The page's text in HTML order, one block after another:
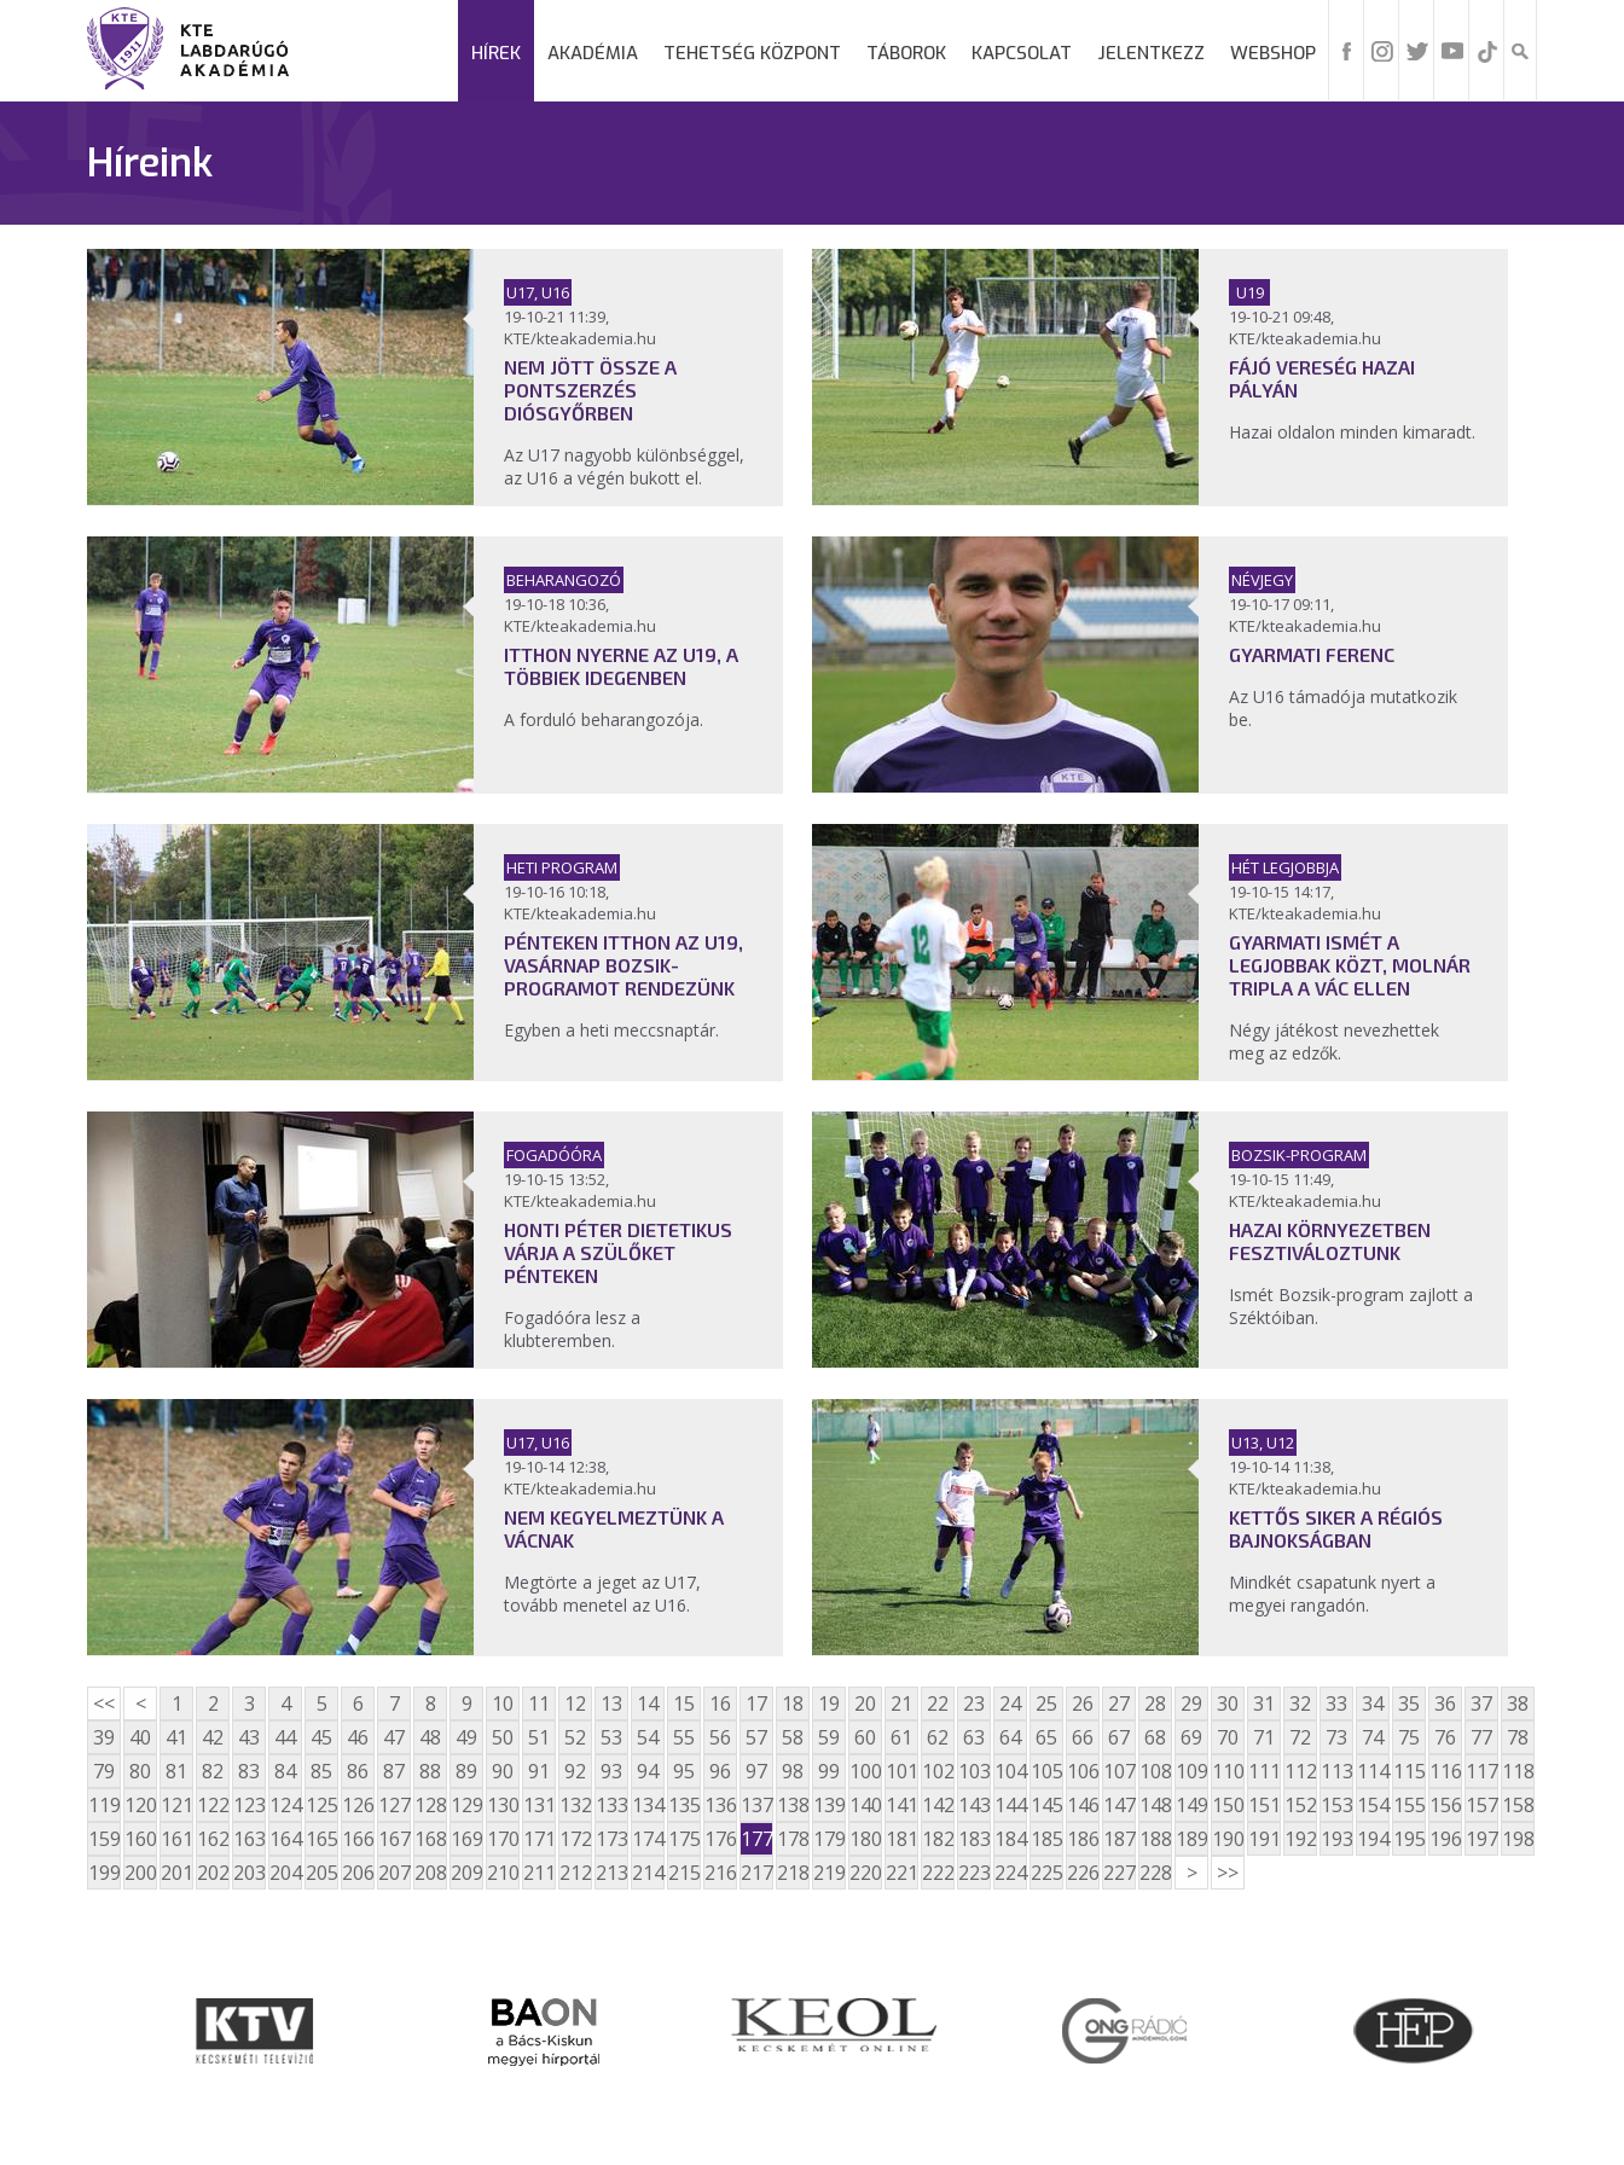
HÍREK AKADÉMIA TEHETSÉG KÖZPONT TÁBOROK KAPCSOLAT JELENTKEZZ WEBSHOP
Híreink
U17, U16
19-10-21 11:39,
KTE/kteakademia.hu
NEM JÖTT ÖSSZE A
PONTSZERZÉS
DIÓSGYŐRBEN
Az U17 nagyobb különbséggel,
az U16 a végén bukott el.
U19
19-10-21 09:48,
KTE/kteakademia.hu
FÁJÓ VERESÉG HAZAI
PÁLYÁN
Hazai oldalon minden kimaradt.
BEHARANGOZÓ
19-10-18 10:36,
KTE/kteakademia.hu
ITTHON NYERNE AZ U19, A
TÖBBIEK IDEGENBEN
A forduló beharangozója.
NÉVJEGY
19-10-17 09:11,
KTE/kteakademia.hu
GYARMATI FERENC
Az U16 támadója mutatkozik
be.
HETI PROGRAM
19-10-16 10:18,
KTE/kteakademia.hu
PÉNTEKEN ITTHON AZ U19,
VASÁRNAP BOZSIK-
PROGRAMOT RENDEZÜNK
Egyben a heti meccsnaptár.
HÉT LEGJOBBJA
19-10-15 14:17,
KTE/kteakademia.hu
GYARMATI ISMÉT A
LEGJOBBAK KÖZT, MOLNÁR
TRIPLA A VÁC ELLEN
Négy játékost nevezhettek
meg az edzők.
FOGADÓÓRA
19-10-15 13:52,
KTE/kteakademia.hu
HONTI PÉTER DIETETIKUS
VÁRJA A SZÜLŐKET
PÉNTEKEN
Fogadóóra lesz a
klubteremben.
BOZSIK-PROGRAM
19-10-15 11:49,
KTE/kteakademia.hu
HAZAI KÖRNYEZETBEN
FESZTIVÁLOZTUNK
Ismét Bozsik-program zajlott a
Széktóiban.
U17, U16
19-10-14 12:38,
KTE/kteakademia.hu
NEM KEGYELMEZTÜNK A
VÁCNAK
Megtörte a jeget az U17,
tovább menetel az U16.
U13, U12
19-10-14 11:38,
KTE/kteakademia.hu
KETTŐS SIKER A RÉGIÓS
BAJNOKSÁGBAN
Mindkét csapatunk nyert a
megyei rangadón.
<< < 1 2 3 4 5 6 7 8 9 10 11 12 13 14 15 16 17 18 19 20 21 22 23 24 25 26 27 28 29 30 31 32 33 34 35 36 37 38
39
40 41 42 43 44 45 46 47 48 49 50 51 52 53 54 55 56 57 58 59 60 61 62 63 64 65 66 67 68 69 70 71 72 73 74 75 76 77 78
79 80 81 82 83 84 85 86 87 88 89 90 91 92 93 94 95 96 97 98 99 100 101 102 103 104 105 106 107 108 109 110 111 112 113 114 115 116 117 118
119 120 121 122 123 124 125 126 127 128 129 130 131 132 133 134 135 136 137 138 139 140 141 142 143 144 145 146 147 148 149 150 151 152 153 154 155 156 157 158
159 160 161 162 163 164 165 166 167 168 169 170 171 172 173 174 175 176 177 178 179 180 181 182 183 184 185 186 187 188 189 190 191 192 193 194 195 196 197 198
199 200 201 202 203 204205 206 207208 209 210 211 212 213 214215 216 217218 219 220 221 222 223 224225 226 227228 > >>